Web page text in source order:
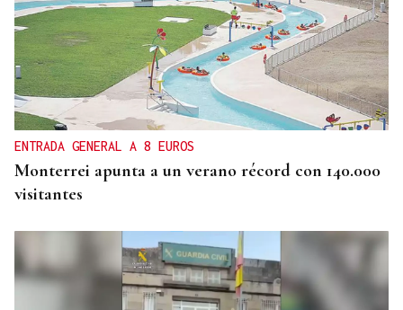
ENTRADA GENERAL A 8 EUROS
Monterrei apunta a un verano récord con 140.000
visitantes